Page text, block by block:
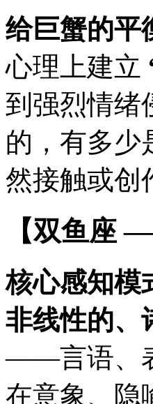
给巨蟹的平
心理上建立
到强烈情绪
的，有多少
然接触或创
【双鱼座
核心感知模
非线性的、
——言语、
在意象、隐